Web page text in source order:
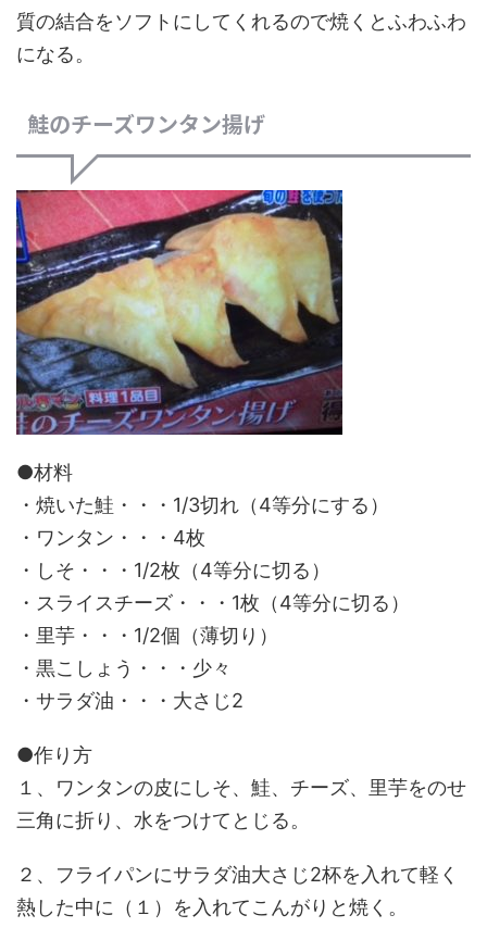
質の結合をソフトにしてくれるので焼くとふわふわ
になる。
鮭のチーズワンタン揚げ
●材料
・焼いた鮭・・・1/3切れ（4等分にする）
・ワンタン・・・4枚
・しそ・・・1/2枚（4等分に切る）
・スライスチーズ・・・1枚（4等分に切る）
・里芋・・・1/2個（薄切り）
・黒こしょう・・・少々
・サラダ油・・・大さじ2
●作り方
１、ワンタンの皮にしそ、鮭、チーズ、里芋をのせ
三角に折り、水をつけてとじる。
２、フライパンにサラダ油大さじ2杯を入れて軽く
熱した中に（１）を入れてこんがりと焼く。